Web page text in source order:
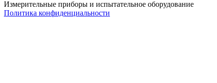
Измерительные приборы и испытательное оборудование
Политика конфиденциальности